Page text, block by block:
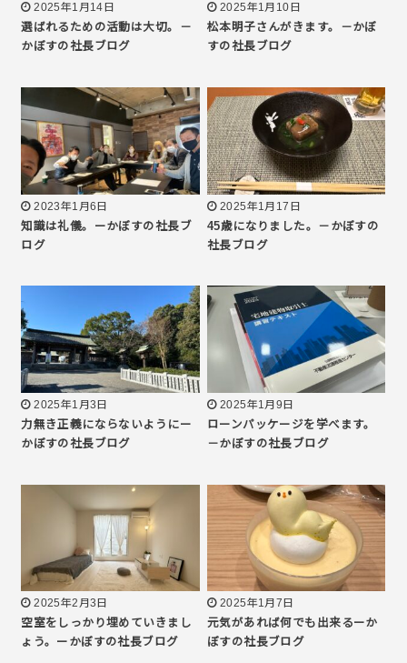
2025年1月14日
選ばれるための活動は大切。－
かぼすの社長ブログ
2025年1月10日
松本明子さんがきます。－かぼ
すの社長ブログ
2023年1月6日
知識は礼儀。ーかぼすの社長ブ
ログ
2025年1月17日
45歳になりました。－かぼすの
社長ブログ
2025年1月3日
力無き正義にならないようにー
かぼすの社長ブログ
2025年1月9日
ローンパッケージを学べます。
－かぼすの社長ブログ
2025年2月3日
空室をしっかり埋めていきまし
ょう。ーかぼすの社長ブログ
2025年1月7日
元気があれば何でも出来るーか
ぼすの社長ブログ